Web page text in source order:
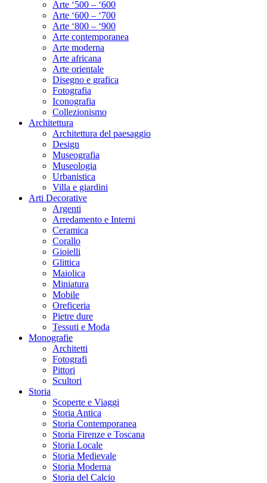
Arte ‘500 – ‘600
Arte ‘600 – ‘700
Arte ‘800 – ‘900
Arte contemporanea
Arte moderna
Arte africana
Arte orientale
Disegno e grafica
Fotografia
Iconografia
Collezionismo
Architettura
Architettura del paesaggio
Design
Museografia
Museologia
Urbanistica
Villa e giardini
Arti Decorative
Argenti
Arredamento e Interni
Ceramica
Corallo
Gioielli
Glittica
Maiolica
Miniatura
Mobile
Oreficeria
Pietre dure
Tessuti e Moda
Monografie
Architetti
Fotografi
Pittori
Scultori
Storia
Scoperte e Viaggi
Storia Antica
Storia Contemporanea
Storia Firenze e Toscana
Storia Locale
Storia Medievale
Storia Moderna
Storia del Calcio